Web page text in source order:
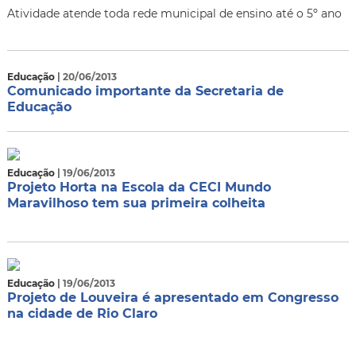
Atividade atende toda rede municipal de ensino até o 5º ano
Educação | 20/06/2013
Comunicado importante da Secretaria de
Educação
Educação | 19/06/2013
Projeto Horta na Escola da CECI Mundo
Maravilhoso tem sua primeira colheita
Educação | 19/06/2013
Projeto de Louveira é apresentado em Congresso
na cidade de Rio Claro